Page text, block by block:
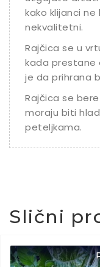
kako klijanci ne
nekvalitetni.
Rajčica se u
kada prestane
je da prihrana
Rajčica se
moraju biti
peteljkama.
Slični